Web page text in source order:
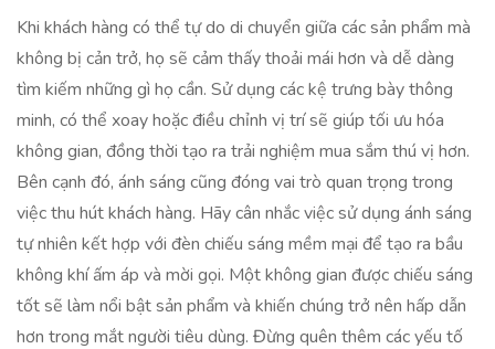
Khi khách hàng có thể tự do di chuyển giữa các sản phẩm mà
không bị cản trở, họ sẽ cảm thấy thoải mái hơn và dễ dàng
tìm kiếm những gì họ cần. Sử dụng các kệ trưng bày thông
minh, có thể xoay hoặc điều chỉnh vị trí sẽ giúp tối ưu hóa
không gian, đồng thời tạo ra trải nghiệm mua sắm thú vị hơn.
Bên cạnh đó, ánh sáng cũng đóng vai trò quan trọng trong
việc thu hút khách hàng. Hãy cân nhắc việc sử dụng ánh sáng
tự nhiên kết hợp với đèn chiếu sáng mềm mại để tạo ra bầu
không khí ấm áp và mời gọi. Một không gian được chiếu sáng
tốt sẽ làm nổi bật sản phẩm và khiến chúng trở nên hấp dẫn
hơn trong mắt người tiêu dùng. Đừng quên thêm các yếu tố